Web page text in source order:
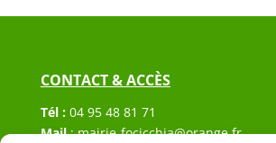
CONTACT & ACCÈS
Tél : 04 95 48 81 71
Mail:mairie-focicchia@orange.fr